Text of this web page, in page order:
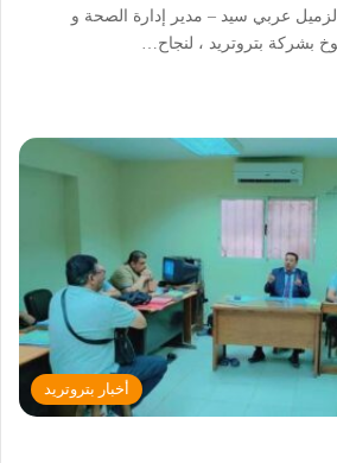
الزميل عربي سيد – مدير إدارة الصحة و
بشركة بتروتريد ، لنجاح…
أخبار بتروتريد